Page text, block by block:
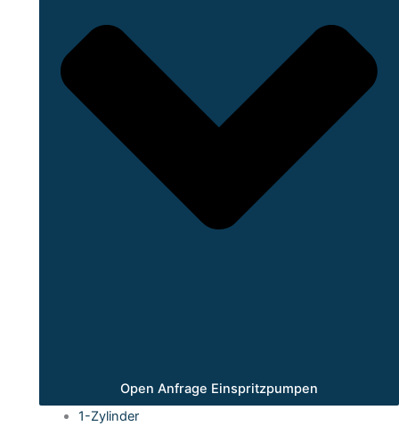
Open Anfrage Einspritzpumpen
1-Zylinder